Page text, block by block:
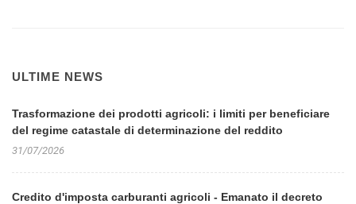
ULTIME NEWS
Trasformazione dei prodotti agricoli: i limiti per beneficiare
del regime catastale di determinazione del reddito
31/07/2026
Credito d'imposta carburanti agricoli - Emanato il decreto